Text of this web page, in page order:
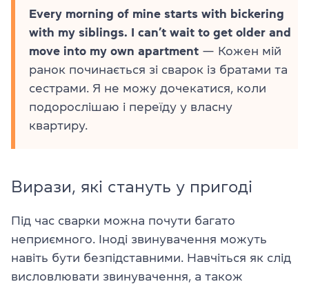
Every morning of mine starts with bickering
with my siblings. I can’t wait to get older and
move into my own apartment — Кожен мій
ранок починається зі сварок із братами та
сестрами. Я не можу дочекатися, коли
подорослішаю і переїду у власну
квартиру.
Вирази, які стануть у пригоді
Під час сварки можна почути багато
неприємного. Іноді звинувачення можуть
навіть бути безпідставними. Навчіться як слід
висловлювати звинувачення, а також